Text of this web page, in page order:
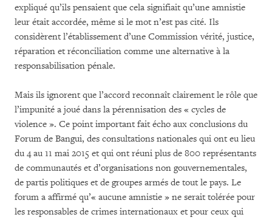
expliqué qu’ils pensaient que cela signifiait qu’une amnistie
leur était accordée, même si le mot n’est pas cité. Ils
considèrent l’établissement d’une Commission vérité, justice,
réparation et réconciliation comme une alternative à la
responsabilisation pénale.
Mais ils ignorent que l’accord reconnaît clairement le rôle que
l’impunité a joué dans la pérennisation des « cycles de
violence ». Ce point important fait écho aux conclusions du
Forum de Bangui, des consultations nationales qui ont eu lieu
du 4 au 11 mai 2015 et qui ont réuni plus de 800 représentants
de communautés et d’organisations non gouvernementales,
de partis politiques et de groupes armés de tout le pays. Le
forum a affirmé qu’« aucune amnistie » ne serait tolérée pour
les responsables de crimes internationaux et pour ceux qui